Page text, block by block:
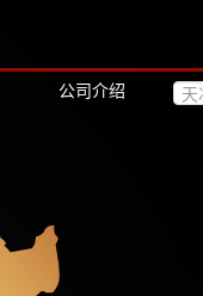
公司介绍